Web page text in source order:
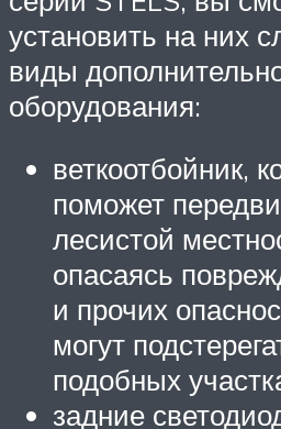
установить на них
виды
оборудования:
веткоотбойник,
поможет
лесистой
опасаясь
и прочих
могут
подобных
задние